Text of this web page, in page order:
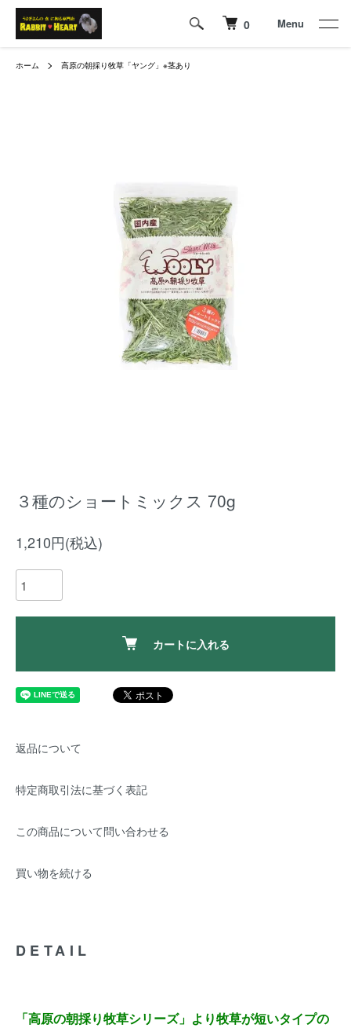
0 Menu
ホーム 高原の朝採り牧草「ヤング」※茎あり
３種のショートミックス 70g
1,210円(税込)
カートに入れる
返品について
特定商取引法に基づく表記
この商品について問い合わせる
買い物を続ける
DETAIL
「高原の朝採り牧草シリーズ」より牧草が短いタイプの